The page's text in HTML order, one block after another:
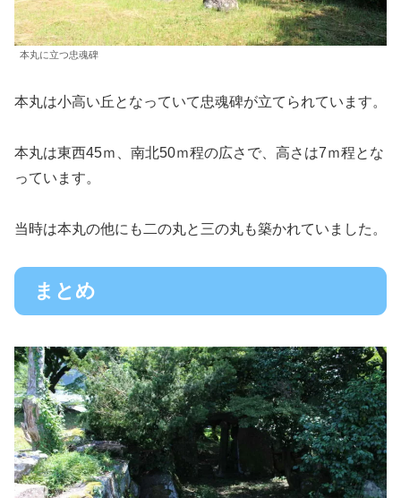
本丸に立つ忠魂碑
本丸は小高い丘となっていて忠魂碑が立てられています。
本丸は東西45ｍ、南北50ｍ程の広さで、高さは7ｍ程とな
っています。
当時は本丸の他にも二の丸と三の丸も築かれていました。
まとめ